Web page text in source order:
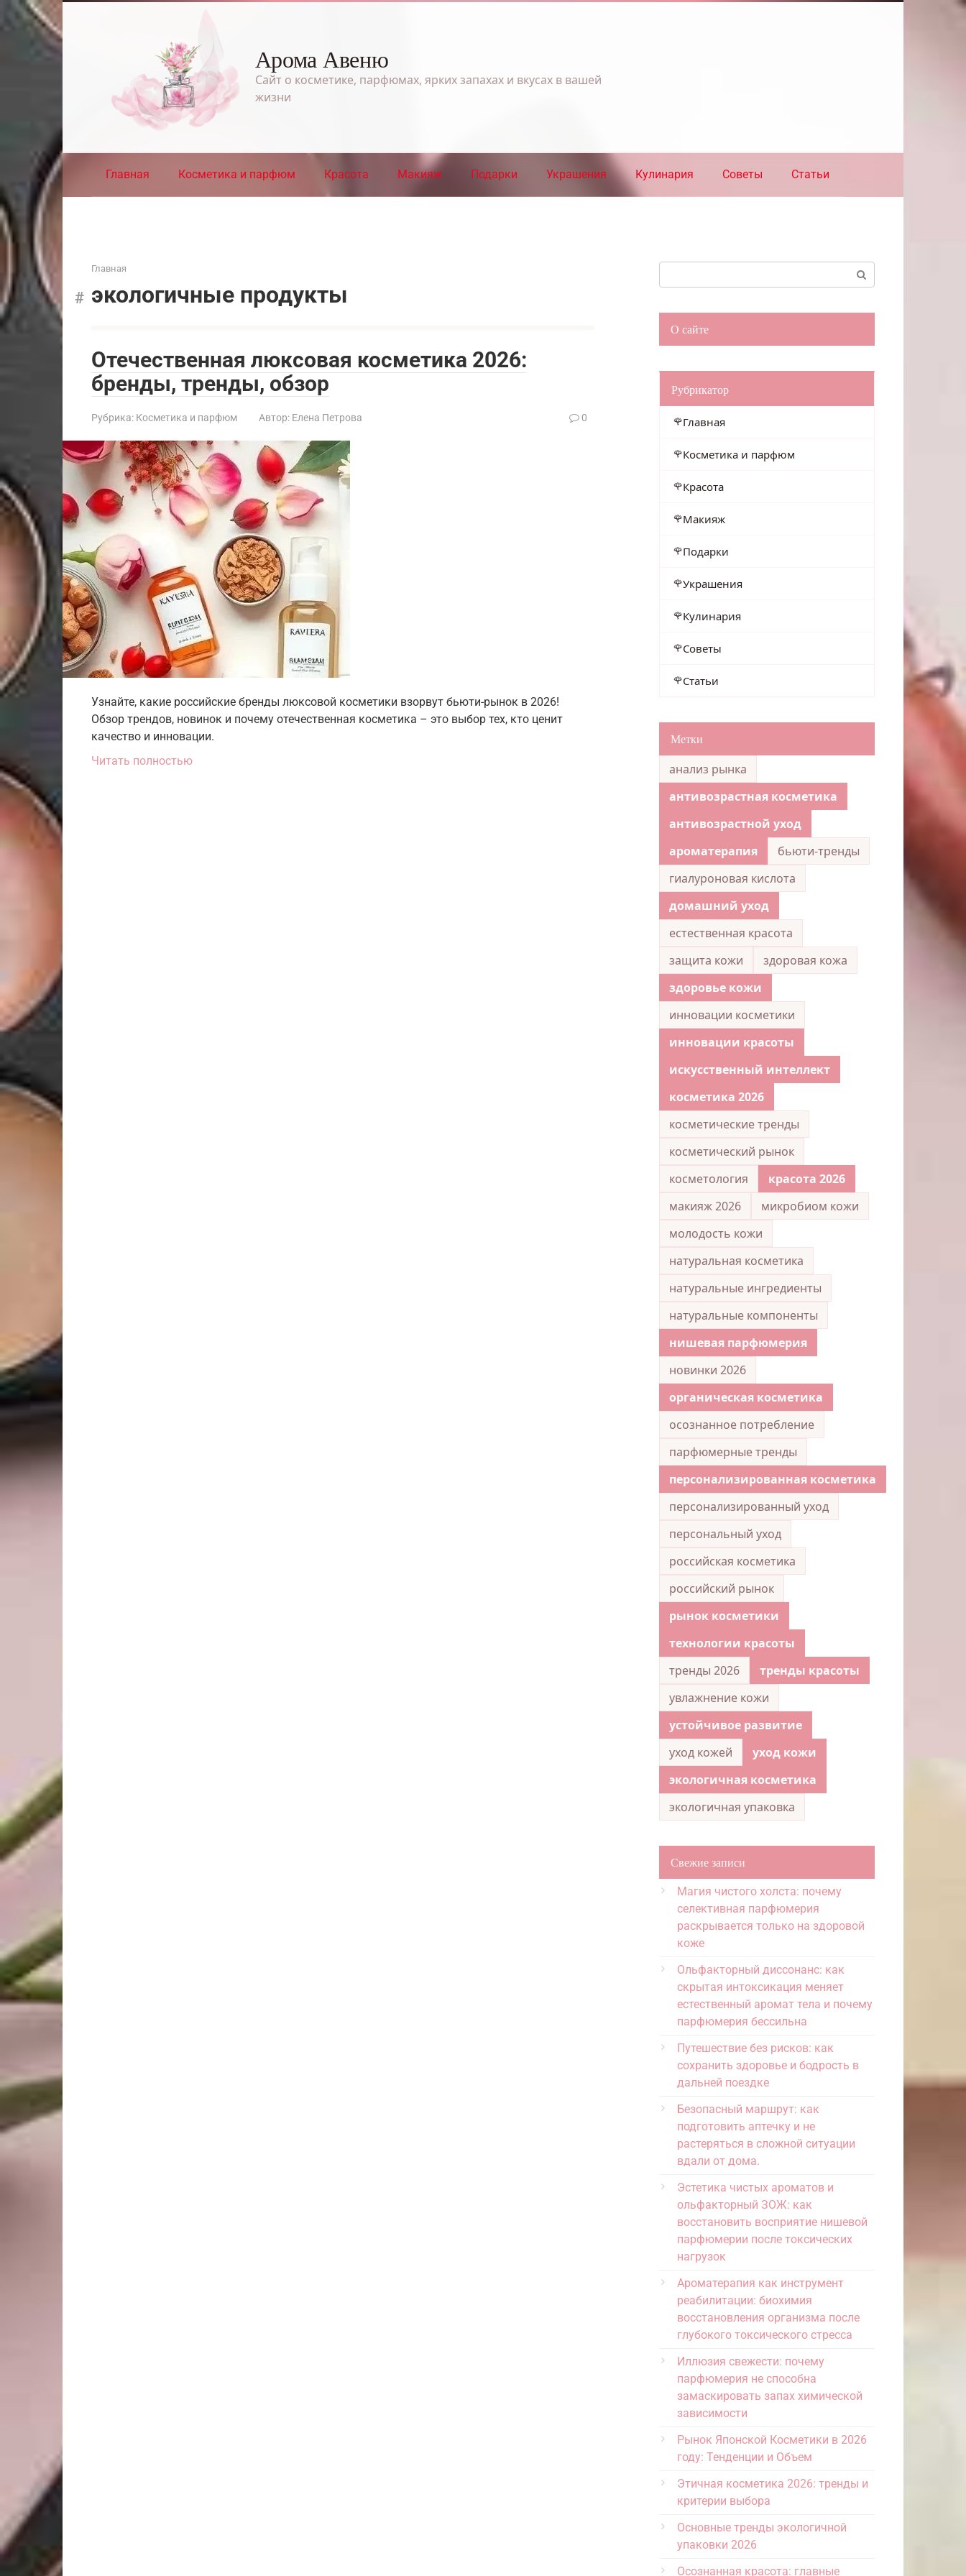
Перейти
к
контенту
Арома Авеню
Сайт о косметике, парфюмах, ярких запахах и вкусах в вашей
жизни
Главная Косметика и парфюм Красота Макияж Подарки Украшения Кулинария Советы Статьи
Главная
экологичные продукты
Отечественная люксовая косметика 2026:
бренды, тренды, обзор
Рубрика: Косметика и парфюм Автор: Елена Петрова 0
Узнайте, какие российские бренды люксовой косметики взорвут бьюти-рынок в 2026!
Обзор трендов, новинок и почему отечественная косметика – это выбор тех, кто ценит
качество и инновации.
Читать полностью
О сайте
Рубрикатор
Главная
Косметика и парфюм
Красота
Макияж
Подарки
Украшения
Кулинария
Советы
Статьи
Метки
анализ рынка
антивозрастная косметика
антивозрастной уход
ароматерапия
бьюти-тренды
гиалуроновая кислота
домашний уход
естественная красота
защита кожи
здоровая кожа
здоровье кожи
инновации косметики
инновации красоты
искусственный интеллект
косметика 2026
косметические тренды
косметический рынок
косметология
красота 2026
макияж 2026
микробиом кожи
молодость кожи
натуральная косметика
натуральные ингредиенты
натуральные компоненты
нишевая парфюмерия
новинки 2026
органическая косметика
осознанное потребление
парфюмерные тренды
персонализированная косметика
персонализированный уход
персональный уход
российская косметика
российский рынок
рынок косметики
технологии красоты
тренды 2026
тренды красоты
увлажнение кожи
устойчивое развитие
уход кожей
уход кожи
экологичная косметика
экологичная упаковка
Свежие записи
Магия чистого холста: почему
селективная парфюмерия
раскрывается только на здоровой
коже
Ольфакторный диссонанс: как
скрытая интоксикация меняет
естественный аромат тела и почему
парфюмерия бессильна
Путешествие без рисков: как
сохранить здоровье и бодрость в
дальней поездке
Безопасный маршрут: как
подготовить аптечку и не
растеряться в сложной ситуации
вдали от дома.
Эстетика чистых ароматов и
ольфакторный ЗОЖ: как
восстановить восприятие нишевой
парфюмерии после токсических
нагрузок
Ароматерапия как инструмент
реабилитации: биохимия
восстановления организма после
глубокого токсического стресса
Иллюзия свежести: почему
парфюмерия не способна
замаскировать запах химической
зависимости
Рынок Японской Косметики в 2026
году: Тенденции и Объем
Этичная косметика 2026: тренды и
критерии выбора
Основные тренды экологичной
упаковки 2026
Осознанная красота: главные